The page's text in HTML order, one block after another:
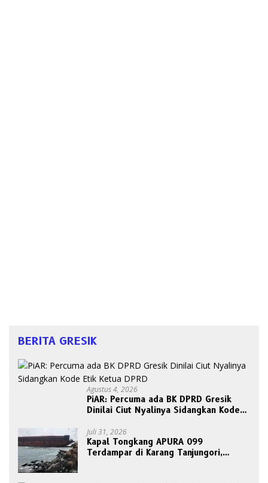
BERITA GRESIK
Agustus 4, 2026
PiAR: Percuma ada BK DPRD Gresik
Dinilai Ciut Nyalinya Sidangkan Kode
Juli 31, 2026
Kapal Tongkang APURA 099
Terdampar di Karang Tanjungori,